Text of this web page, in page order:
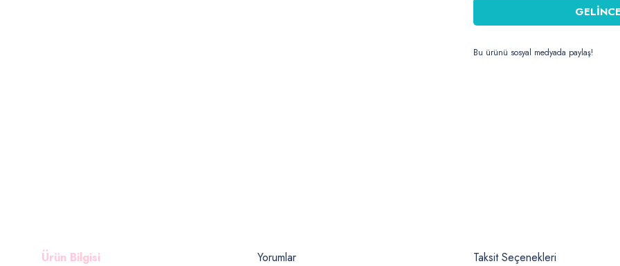
Bu ürünü sosyal medyada paylaş!
Ürün Bilgisi Yorumlar Taksit Seçenekleri